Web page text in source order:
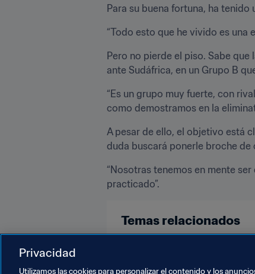
Para su buena fortuna, ha
“Todo esto que he vivido es una
Pero no pierde el piso. Sabe
ante Sudáfrica, en un Grupo B
“Es un grupo muy fuerte, con
como demostramos en la
A pesar de ello, el objetivo está
duda buscará ponerle broche de
“Nosotras tenemos en mente
practicado”.
Temas relacionados
Privacidad
Utilizamos las cookies para personalizar el contenido y los